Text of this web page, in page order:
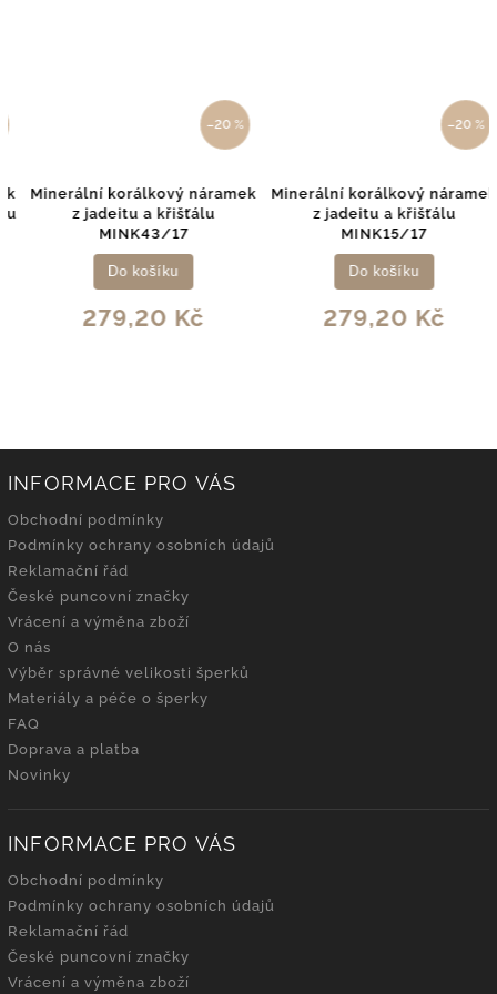
–20 %
Minerální korálkový náramek
z jadeitu a křišťálu
MINK43/17
279,20 Kč
Do košíku
–20 %
Minerální korálkový náramek
z jadeitu a křišťálu
MINK15/17
279,20 Kč
Do košíku
INFORMACE PRO VÁS
Obchodní podmínky
Podmínky ochrany osobních údajů
Reklamační řád
České puncovní značky
Vrácení a výměna zboží
O nás
Výběr správné velikosti šperků
Materiály a péče o šperky
FAQ
Doprava a platba
Novinky
INFORMACE PRO VÁS
Obchodní podmínky
Podmínky ochrany osobních údajů
Reklamační řád
České puncovní značky
Vrácení a výměna zboží